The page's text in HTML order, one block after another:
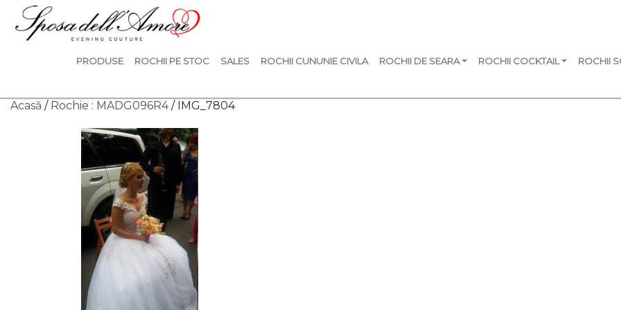
PRODUSE ROCHII PE STOC SALES ROCHII CUNUNIE CIVILA ROCHII DE SEARA ROCHII COCKTAIL ROCHII
Acasă / Rochie : MADG096R4/ IMG_7804